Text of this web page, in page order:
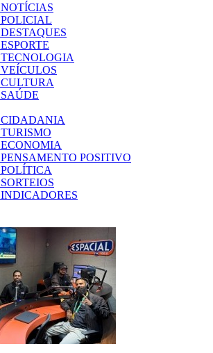
NOTÍCIAS
POLICIAL
DESTAQUES
ESPORTE
TECNOLOGIA
VEÍCULOS
CULTURA
SAÚDE
CIDADANIA
TURISMO
ECONOMIA
PENSAMENTO POSITIVO
POLÍTICA
SORTEIOS
INDICADORES